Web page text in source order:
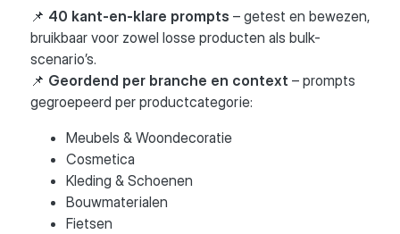
📌 40 kant-en-klare prompts – getest en bewezen,
bruikbaar voor zowel losse producten als bulk-
scenario’s.
📌 Geordend per branche en context – prompts
gegroepeerd per productcategorie:
Meubels & Woondecoratie
Cosmetica
Kleding & Schoenen
Bouwmaterialen
Fietsen